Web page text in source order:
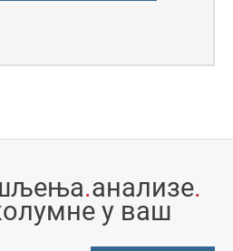
.анализе.
у ваш